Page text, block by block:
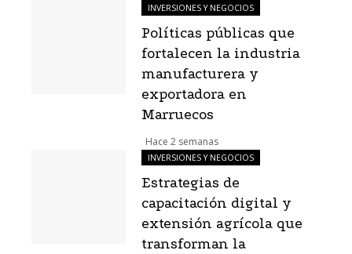
INVERSIONES Y NEGOCIOS
Políticas públicas que
fortalecen la industria
manufacturera y
exportadora en
Marruecos
Hace 2 semanas
INVERSIONES Y NEGOCIOS
Estrategias de
capacitación digital y
extensión agrícola que
transforman la